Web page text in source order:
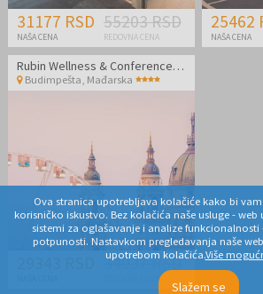
31177 RSD
NAŠA CENA
55203 RSD
REDOVNA CENA
25462
NAŠA CENA
Rubin Wellness & Conference Hotel
Budimpešta Mađarska
34037 RSD
REDOVNA CENA
Ova stranica upotrebljava kolačiće kako bi
korisničko iskustvo. Bez kolačića naše usluge - web
sistemi za oglašavanje i analize funkcionalnosti
potpunosti. Nastavkom pregledavanja naše web
upotrebom kolačića.Više
Slažem se